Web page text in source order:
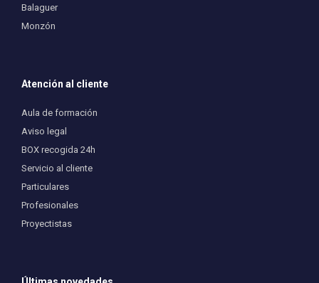
Balaguer
Monzón
Atención al cliente
Aula de formación
Aviso legal
BOX recogida 24h
Servicio al cliente
Particulares
Profesionales
Proyectistas